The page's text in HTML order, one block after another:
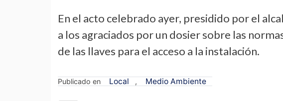
En el acto celebrado ayer, presidido por el
a los agraciados por un dosier sobre las
de las llaves para el acceso a la instalación.
Publicado en Local , Medio Ambiente